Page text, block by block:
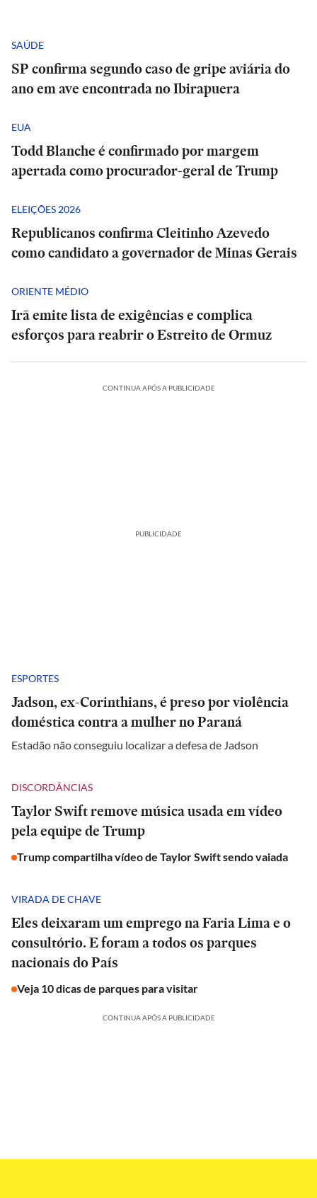
SAÚDE
SP confirma segundo caso de gripe aviária do
ano em ave encontrada no Ibirapuera
EUA
Todd Blanche é confirmado por margem
apertada como procurador-geral de Trump
ELEIÇÕES 2026
Republicanos confirma Cleitinho Azevedo
como candidato a governador de Minas Gerais
ORIENTE MÉDIO
Irã emite lista de exigências e complica
esforços para reabrir o Estreito de Ormuz
CONTINUA APÓS A PUBLICIDADE
PUBLICIDADE
ESPORTES
Jadson, ex-Corinthians, é preso por violência
doméstica contra a mulher no Paraná
Estadão não conseguiu localizar a defesa de Jadson
DISCORDÂNCIAS
Taylor Swift remove música usada em vídeo
pela equipe de Trump
Trump compartilha vídeo de Taylor Swift sendo vaiada
VIRADA DE CHAVE
Eles deixaram um emprego na Faria Lima e o
consultório. E foram a todos os parques
nacionais do País
Veja 10 dicas de parques para visitar
CONTINUA APÓS A PUBLICIDADE